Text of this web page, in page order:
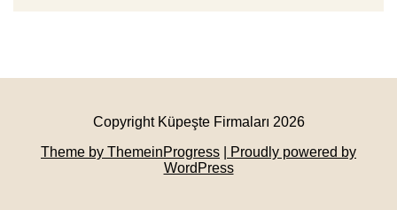
Copyright Küpeşte Firmaları 2026
Theme by ThemeinProgress
| Proudly powered by
WordPress